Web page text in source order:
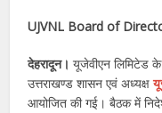
UJVNL Board of
देहरादून। यूजेवीएन लिमिटेड
उत्तराखण्ड शासन एवं अध्यक्ष
आयोजित की गई। बैठक में